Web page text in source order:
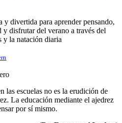
y divertida para aprender pensando,
y disfrutar del verano a través del
y la natación diaria
las escuelas no es la erudición de
La educación mediante el ajedrez
por sí mismo.